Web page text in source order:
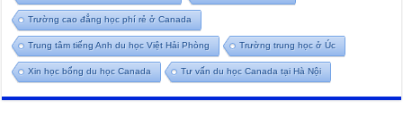
Trường cao đẳng học phí rẻ ở Canada
Trung tâm tiếng Anh du học Việt Hải Phòng Trường trung học ở Úc
Xin học bổng du học Canada Tư vấn du học Canada tại Hà Nội